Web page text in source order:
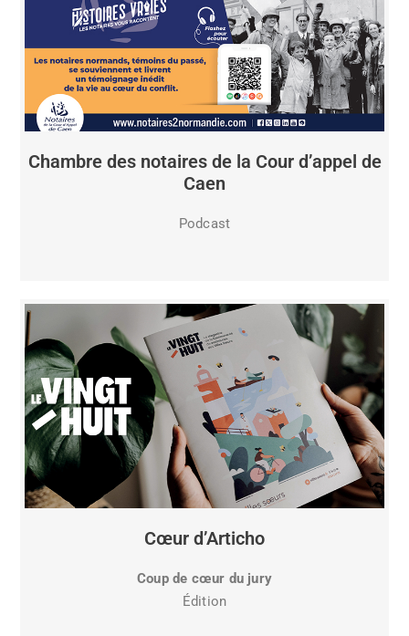
Chambre des notaires de la Cour d’appel de
Caen
Podcast
Cœur d’Articho
Coup de cœur du jury
Édition